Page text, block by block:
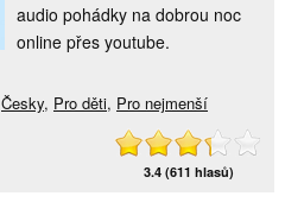
audio pohádky na dobrou noc
online přes youtube.
Česky, Pro děti, Pro nejmenší
3.4 (611 hlasů)